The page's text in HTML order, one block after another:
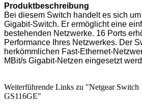
Produktbeschreibung
Bei diesem Switch handelt es sich
Gigabit-Switch. Er ermöglicht eine
bestehenden Netzwerke. 16 Ports
Performance Ihres Netzwerkes. Der
herkömmlichen Fast-Ethernet-
MBit/s Gigabit-Netzen eingesetzt
Weiterführende Links zu "Netgear Switch
GS116GE"